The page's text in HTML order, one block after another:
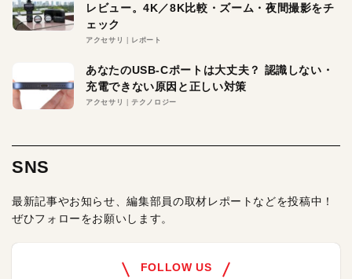
レビュー。4K／8K比較・ズーム・夜間撮影をチ
ェック
アクセサリ レポート
あなたのUSB-Cポートは大丈夫？ 認識しない・
充電できない原因と正しい対策
アクセサリ テクノロジー
SNS
最新記事やお知らせ、編集部員の取材レポートなどを投稿中！
ぜひフォローをお願いします。
FOLLOW US